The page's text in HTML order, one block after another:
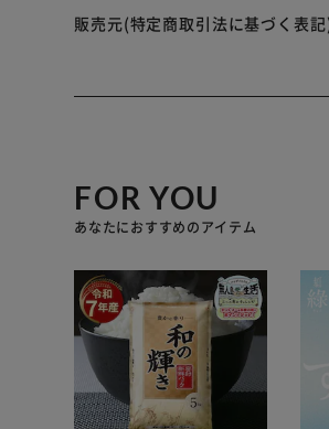
いマチ＆シンプルデザインで、お
販売元(特定商取引法に基づく表記)
FOR YOU
あなたにおすすめのアイテム